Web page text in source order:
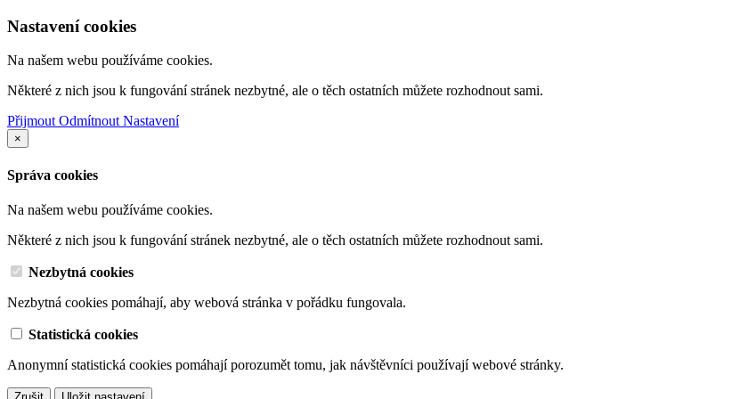
Nastavení cookies
Na našem webu používáme cookies.
Některé z nich jsou k fungování stránek nezbytné, ale o těch ostatních můžete rozhodnout sami.
PřijmoutOdmítnoutNastavení
×
Správa cookies
Na našem webu používáme cookies.
Některé z nich jsou k fungování stránek nezbytné, ale o těch ostatních můžete rozhodnout sami.
Nezbytná cookies
Nezbytná cookies pomáhají, aby webová stránka v pořádku fungovala.
Statistická cookies
Anonymní statistická cookies pomáhají porozumět tomu, jak návštěvníci používají webové stránky.